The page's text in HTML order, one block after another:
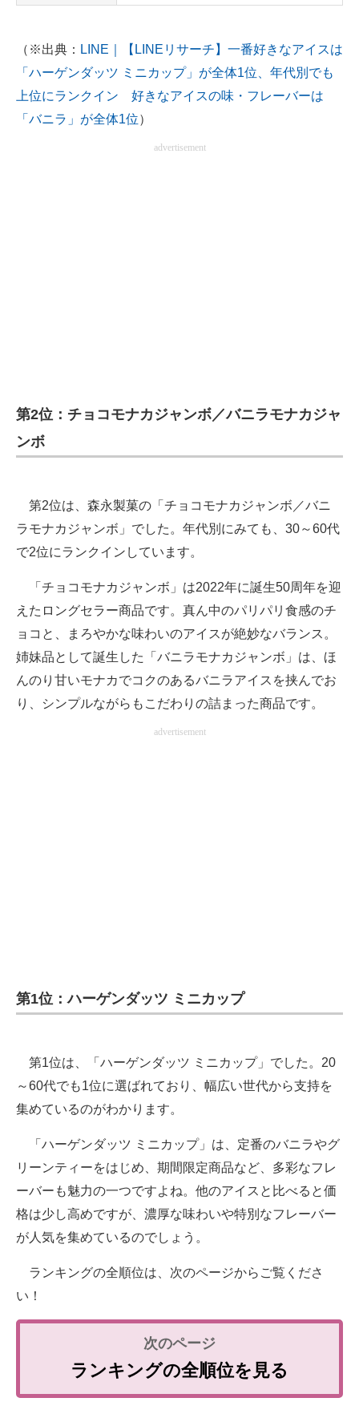
（※出典： LINE｜【LINEリサーチ】一番好きなアイスは
「ハーゲンダッツ ミニカップ」が全体1位、年代別でも
上位にランクイン 好きなアイスの味・フレーバーは
「バニラ」が全体1位）
advertisement
第2位：チョコモナカジャンボ／バニラモナカジャ
ンボ
第2位は、森永製菓の「チョコモナカジャンボ／バニ
ラモナカジャンボ」でした。年代別にみても、30～60代
で2位にランクインしています。
「チョコモナカジャンボ」は2022年に誕生50周年を迎
えたロングセラー商品です。真ん中のパリパリ食感のチ
ョコと、まろやかな味わいのアイスが絶妙なバランス。
姉妹品として誕生した「バニラモナカジャンボ」は、ほ
んのり甘いモナカでコクのあるバニラアイスを挟んでお
り、シンプルながらもこだわりの詰まった商品です。
advertisement
第1位：ハーゲンダッツ ミニカップ
第1位は、「ハーゲンダッツ ミニカップ」でした。20
～60代でも1位に選ばれており、幅広い世代から支持を
集めているのがわかります。
「ハーゲンダッツ ミニカップ」は、定番のバニラやグ
リーンティーをはじめ、期間限定商品など、多彩なフレ
ーバーも魅力の一つですよね。他のアイスと比べると価
格は少し高めですが、濃厚な味わいや特別なフレーバー
が人気を集めているのでしょう。
ランキングの全順位は、次のページからご覧くださ
い！
ランキングの全順位を見る